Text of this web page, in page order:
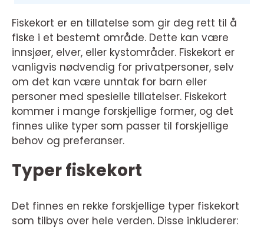
Fiskekort er en tillatelse som gir deg rett til å
fiske i et bestemt område. Dette kan være
innsjøer, elver, eller kystområder. Fiskekort er
vanligvis nødvendig for privatpersoner, selv
om det kan være unntak for barn eller
personer med spesielle tillatelser. Fiskekort
kommer i mange forskjellige former, og det
finnes ulike typer som passer til forskjellige
behov og preferanser.
Typer fiskekort
Det finnes en rekke forskjellige typer fiskekort
som tilbys over hele verden. Disse inkluderer: